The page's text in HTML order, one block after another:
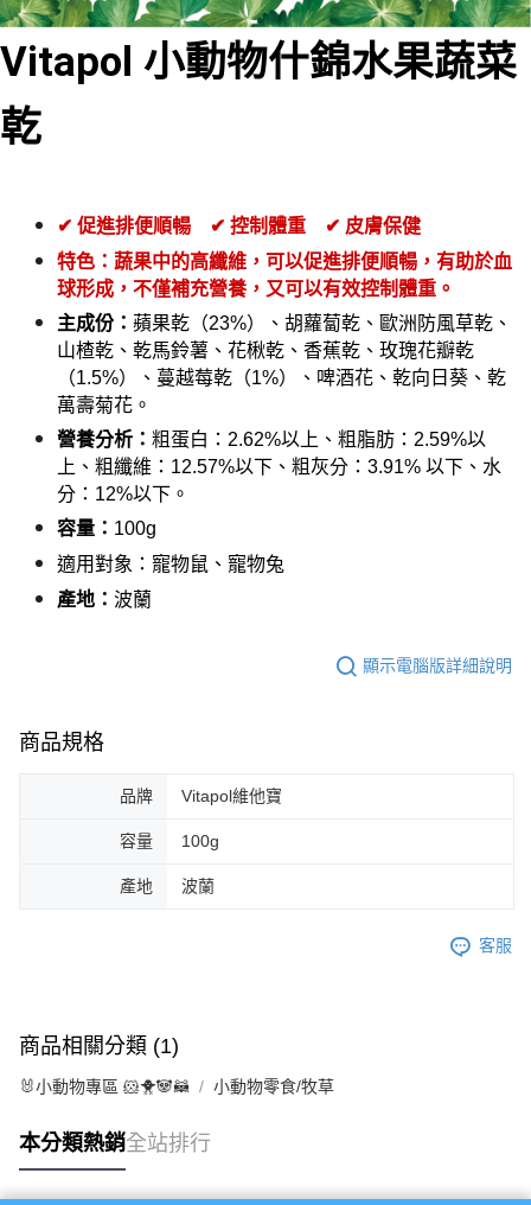
Vitapol 小動物什錦水果蔬菜
乾
✔ 促進排便順暢 ✔ 控制體重 ✔ 皮膚保健
特色 ： 蔬果中的高纖維，可以促進排便順暢，有助於血
球形成，不僅補充營養，又可以有效控制體重。
主成份： 蘋果乾（23%）、胡蘿蔔乾、歐洲防風草乾、
山楂乾、乾馬鈴薯、花楸乾、香蕉乾、玫瑰花瓣乾
（1.5%）、蔓越莓乾（1%）、啤酒花、乾向日葵、乾
萬壽菊花。
營養分析： 粗蛋白：2.62%以上、粗脂肪：2.59%以
上、粗纖維：12.57%以下、粗灰分：3.91% 以下、水
分：12%以下。
容量： 100g
適用對象：寵物鼠、寵物兔
產地： 波蘭
顯示電腦版詳細說明
商品規格
品牌 Vitapol維他寶
容量 100g
產地 波蘭
客服
商品相關分類 (1)
🐰小動物專區 🐹🐥🐼🦝 小動物零食/牧草
本分類熱銷全站排行